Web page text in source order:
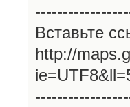
Вставьте
http://